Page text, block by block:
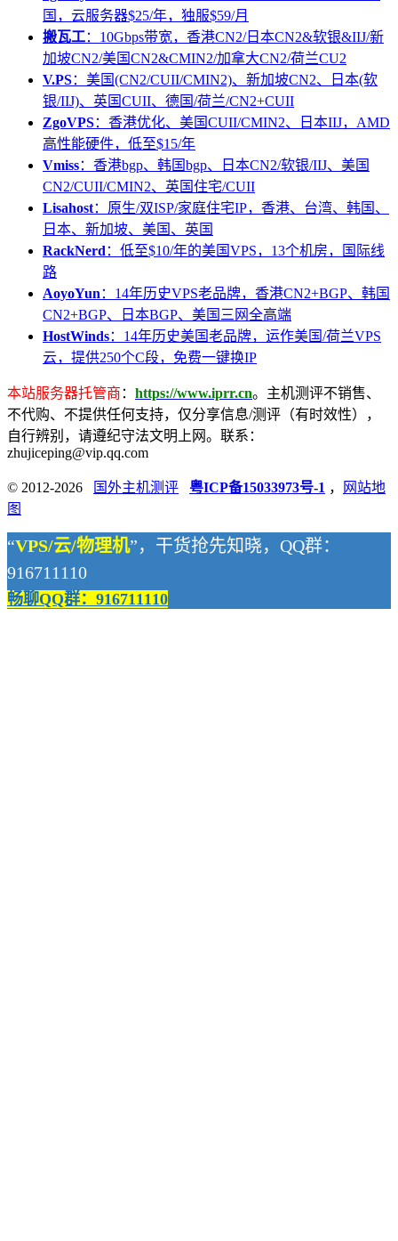
国，云服务器$25/年，独服$59/月
搬瓦工：10Gbps带宽，香港CN2/日本CN2&软银&IIJ/新
加坡CN2/美国CN2&CMIN2/加拿大CN2/荷兰CU2
V.PS：美国(CN2/CUII/CMIN2)、新加坡CN2、日本(软
银/IIJ)、英国CUII、德国/荷兰/CN2+CUII
ZgoVPS：香港优化、美国CUII/CMIN2、日本IIJ，AMD
高性能硬件，低至$15/年
Vmiss：香港bgp、韩国bgp、日本CN2/软银/IIJ、美国
CN2/CUII/CMIN2、英国住宅/CUII
Lisahost：原生/双ISP/家庭住宅IP，香港、台湾、韩国、
日本、新加坡、美国、英国
RackNerd ：低至$10/年的美国VPS，13个机房，国际线
路
AoyoYun ：14年历史VPS老品牌，香港CN2+BGP、韩国
CN2+BGP、日本BGP、美国三网全高端
HostWinds：14年历史美国老品牌，运作美国/荷兰VPS
云，提供250个C段，免费一键换IP
本站服务器托管商 ： https://www.iprr.cn。主机测评不销售、
不代购、不提供任何支持，仅分享信息/测评（有时效性），
自行辨别，请遵纪守法文明上网。联系：
zhujiceping@vip.qq.com
© 2012-2026 国外主机测评 粤ICP备15033973号-1 ，
网站地
图
“VPS/云/物理机”，干货抢先知晓，QQ群：
916711110
畅聊QQ群：916711110